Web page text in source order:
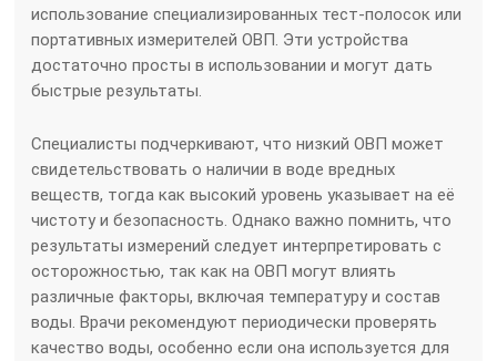
использование специализированных тест-полосок или
портативных измерителей ОВП. Эти устройства
достаточно просты в использовании и могут дать
быстрые результаты.
Специалисты подчеркивают, что низкий ОВП может
свидетельствовать о наличии в воде вредных
веществ, тогда как высокий уровень указывает на её
чистоту и безопасность. Однако важно помнить, что
результаты измерений следует интерпретировать с
осторожностью, так как на ОВП могут влиять
различные факторы, включая температуру и состав
воды. Врачи рекомендуют периодически проверять
качество воды, особенно если она используется для